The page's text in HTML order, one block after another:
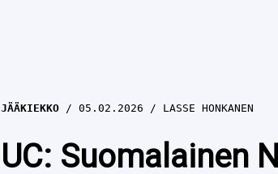
JÄÄKIEKKO 05.02.2026 LASSE HONKANEN
UC: Suomalainen